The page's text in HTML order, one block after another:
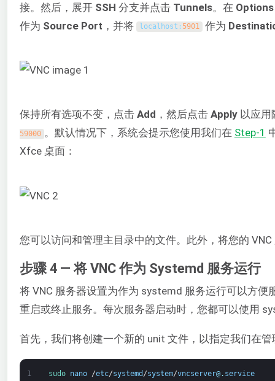
接。然后，展开 SSH 分支并点击 Tunnels。在
作为 Source Port ，并将 localhost : 5901 作为
保持所有选项不变，点击 Add ，然后点击 Apply 以应用
59000 。默认情况下，系统会提示您使用我们在 Step-1
Xfce 桌面：
您可以访问和管理主目录中的文件。此外，将您的
步骤 4 — 将 VNC 作为 Systemd 服务运行
将 VNC 服务器设置为作为 systemd 服务运行可以方
重启或终止服务。每次服务器启动时，您都可以使用
首先，我们将创建一个新的 unit 文件，以指定我们在
1 sudo nano /etc/systemd /system/vncserver@. service